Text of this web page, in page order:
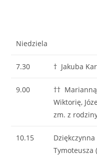
Niedziela
7.30 † Jakuba
9.00
††
Wiktorię,
zm. z
10.15
Tymoteusza